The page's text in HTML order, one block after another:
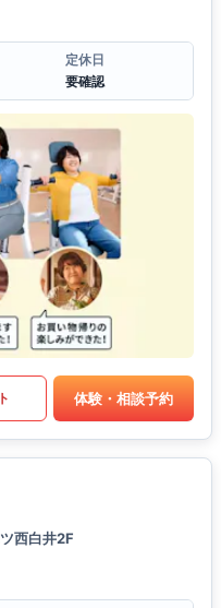
定休日
要確認
体験・相談予約
西白井2F